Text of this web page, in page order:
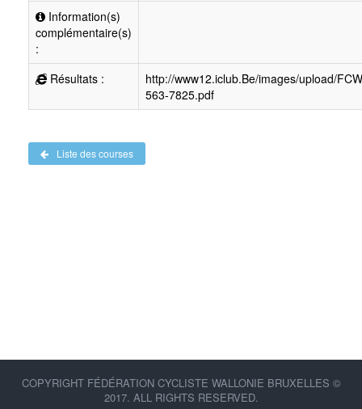
Information(s)
complémentaire(s)
:
Résultats :
http://www12.iclub.Be/images/upload/
563-7825.pdf
Liste des courses
COPYRIGHT FÉDÉRATION CYCLISTE WALLONIE BRUXELLES ©
2017. ALL RIGHTS RESERVED.